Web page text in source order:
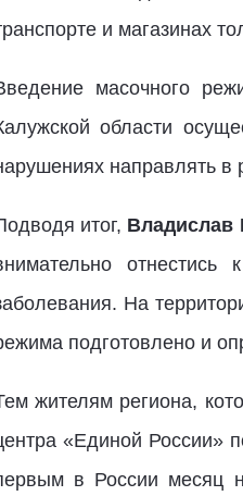
и магазинах
масочного
области
направлять в
итог,
На
подготовлено и
жителям региона,
«Единой России»
в России месяц